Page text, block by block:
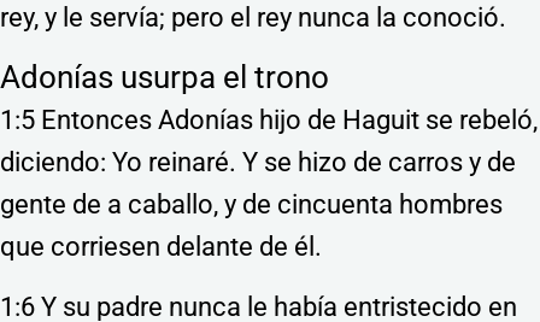
rey, y le servía; pero el rey nunca la conoció.
Adonías usurpa el trono
1:5 Entonces Adonías hijo de Haguit se rebeló,
diciendo: Yo reinaré. Y se hizo de carros y de
gente de a caballo, y de cincuenta hombres
que corriesen delante de él.
1:6 Y su padre nunca le había entristecido en